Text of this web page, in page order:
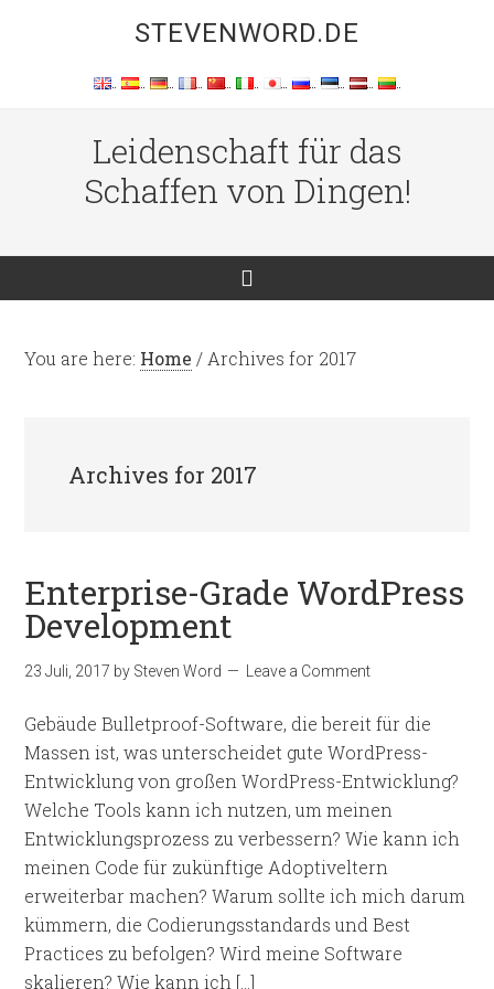
STEVENWORD.DE
Leidenschaft für das
Schaffen von Dingen!
You are here: Home / Archives for 2017
Archives for 2017
Enterprise-Grade WordPress
Development
23 Juli, 2017 by Steven Word Leave a Comment
Gebäude Bulletproof-Software, die bereit für die
Massen ist, was unterscheidet gute WordPress-
Entwicklung von großen WordPress-Entwicklung?
Welche Tools kann ich nutzen, um meinen
Entwicklungsprozess zu verbessern? Wie kann ich
meinen Code für zukünftige Adoptiveltern
erweiterbar machen? Warum sollte ich mich darum
kümmern, die Codierungsstandards und Best
Practices zu befolgen? Wird meine Software
skalieren? Wie kann ich […]